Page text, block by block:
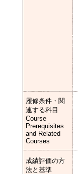
履修条件・関
連する科目
Course
Prerequisites
and Related
Courses
成績評価の方
法と基準